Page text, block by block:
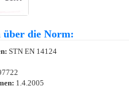
die Norm:
STN EN 14124
1.4.2005